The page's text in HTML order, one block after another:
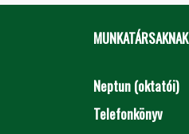
MUNKATÁRSAKNAK
Neptun (oktatói)
Telefonkönyv